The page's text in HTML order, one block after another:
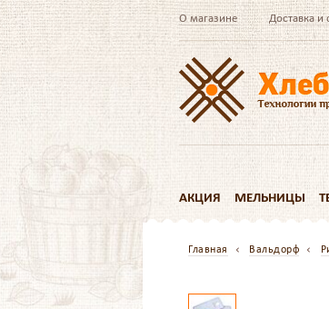
О магазине Доставка и
АКЦИЯ МЕЛЬНИЦЫ
Главная Вальдорф